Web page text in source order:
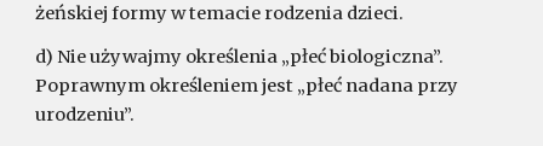
żeńskiej formy w temacie rodzenia dzieci.
d) Nie używajmy określenia „płeć biologiczna”.
Poprawnym określeniem jest „płeć nadana przy
urodzeniu”.